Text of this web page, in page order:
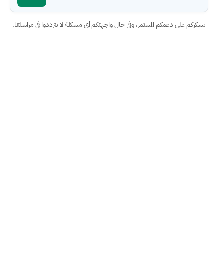
نشكركم على دعمكم المستمر، وفي حال واجهتكم أي مشكلة لا تترددوا في مراسلتنا.